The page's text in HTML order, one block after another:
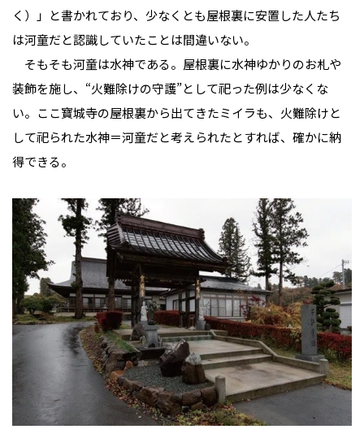
く）」と書かれており、少なくとも屋根裏に安置した人たち
は河童だと認識していたことは間違いない。
そもそも河童は水神である。屋根裏に水神ゆかりのお札や
装飾を施し、“火難除けの守護”として祀った例は少なくな
い。ここ寶城寺の屋根裏から出てきたミイラも、火難除けと
して祀られた水神＝河童だと考えられたとすれば、確かに納
得できる。